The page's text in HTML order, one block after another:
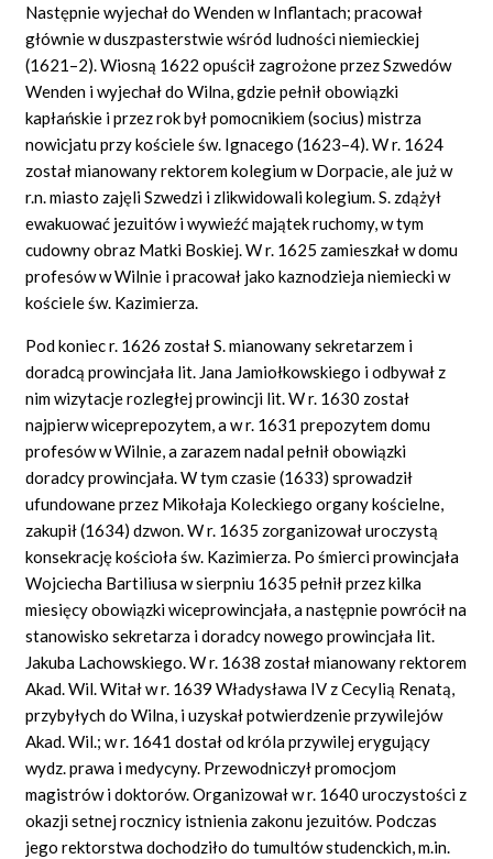
Następnie wyjechał do Wenden w Inflantach; pracował
głównie w duszpasterstwie wśród ludności niemieckiej
(1621–2). Wiosną 1622 opuścił zagrożone przez Szwedów
Wenden i wyjechał do Wilna, gdzie pełnił obowiązki
kapłańskie i przez rok był pomocnikiem (socius) mistrza
nowicjatu przy kościele św. Ignacego (1623–4). W r. 1624
został mianowany rektorem kolegium w Dorpacie, ale już w
r.n. miasto zajęli Szwedzi i zlikwidowali kolegium. S. zdążył
ewakuować jezuitów i wywieźć majątek ruchomy, w tym
cudowny obraz Matki Boskiej. W r. 1625 zamieszkał w domu
profesów w Wilnie i pracował jako kaznodzieja niemiecki w
kościele św. Kazimierza.
Pod koniec r. 1626 został S. mianowany sekretarzem i
doradcą prowincjała lit. Jana Jamiołkowskiego i odbywał z
nim wizytacje rozległej prowincji lit. W r. 1630 został
najpierw wiceprepozytem, a w r. 1631 prepozytem domu
profesów w Wilnie, a zarazem nadal pełnił obowiązki
doradcy prowincjała. W tym czasie (1633) sprowadził
ufundowane przez Mikołaja Koleckiego organy kościelne,
zakupił (1634) dzwon. W r. 1635 zorganizował uroczystą
konsekrację kościoła św. Kazimierza. Po śmierci prowincjała
Wojciecha Bartiliusa w sierpniu 1635 pełnił przez kilka
miesięcy obowiązki wiceprowincjała, a następnie powrócił na
stanowisko sekretarza i doradcy nowego prowincjała lit.
Jakuba Lachowskiego. W r. 1638 został mianowany rektorem
Akad. Wil. Witał w r. 1639 Władysława IV z Cecylią Renatą,
przybyłych do Wilna, i uzyskał potwierdzenie przywilejów
Akad. Wil.; w r. 1641 dostał od króla przywilej erygujący
wydz. prawa i medycyny. Przewodniczył promocjom
magistrów i doktorów. Organizował w r. 1640 uroczystości z
okazji setnej rocznicy istnienia zakonu jezuitów. Podczas
jego rektorstwa dochodziło do tumultów studenckich, m.in.